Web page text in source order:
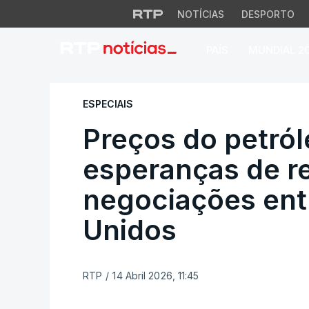
NOTÍCIAS DESPORTO
Preços do
ESPECIAIS
Preços do
esperanças de
negociações
Unidos
RTP / 14 Abril 2026, 11:45